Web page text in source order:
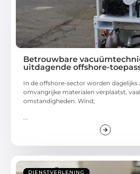
Betrouwbare
uitdagende offshore-
In de offshore-sector worden dagelijks
omvangrijke materialen verplaatst,
omstandigheden. Wind,
DIENSTVERLENING